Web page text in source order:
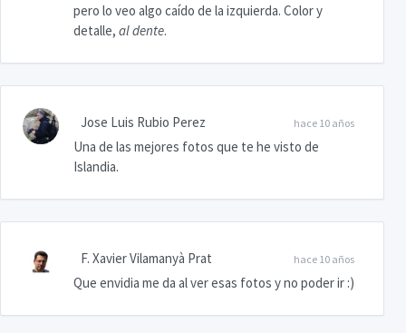
pero lo veo algo caído de la izquierda. Color y
detalle, al dente.
hace 10 años
Jose Luis Rubio Perez
Una de las mejores fotos que te he visto de
Islandia.
hace 10 años
F. Xavier Vilamanyà Prat
Que envidia me da al ver esas fotos y no poder ir :)